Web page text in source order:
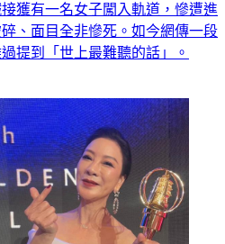
獲有一名女子闖入軌道，慘遭進
、面目全非慘死。如今網傳一段
提到「世上最難聽的話」。